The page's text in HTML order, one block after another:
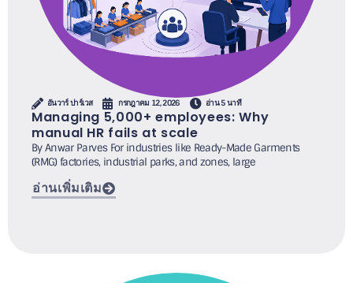
อันวาร์ ปาร์เวส กรกฎาคม 12, 2026 อ่าน 5 นาที
Managing 5,000+ employees: Why
manual HR fails at scale
By Anwar Parves For industries like Ready-Made Garments
(RMG) factories, industrial parks, and zones, large
อ่านเพิ่มเติม